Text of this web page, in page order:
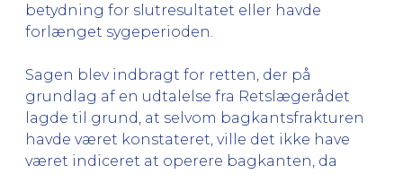
betydning for slutresultatet eller havde
forlænget sygeperioden.
Sagen blev indbragt for retten, der på
grundlag af en udtalelse fra Retslægerådet
lagde til grund, at selvom bagkantsfrakturen
havde været konstateret, ville det ikke have
været indiceret at operere bagkanten, da